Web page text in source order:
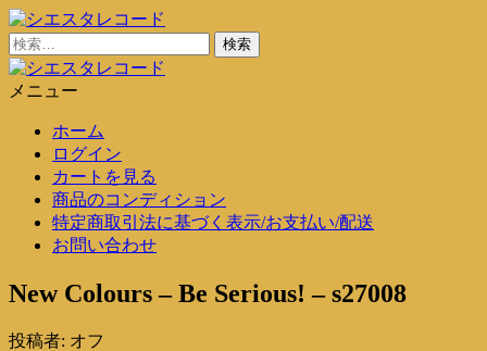
コ
ン
テ
ン
シエスタレコード
中古レコード通販
検
索:
メニュー
ホーム
ログイン
カートを見る
商品のコンディション
特定商取引法に基づく表示/お支払い/配送
お問い合わせ
New Colours – Be Serious! – s27008
投稿者: オフ